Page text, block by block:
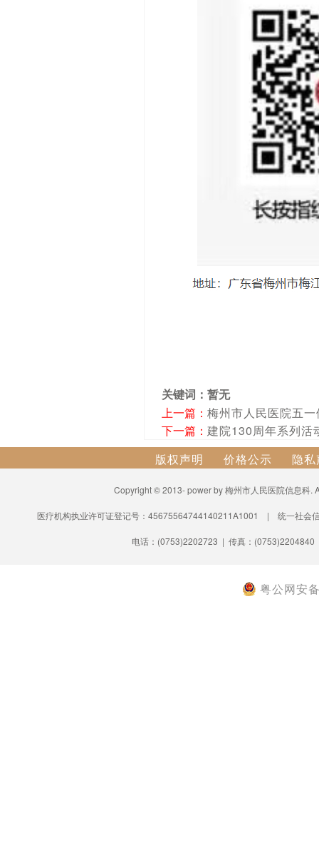
关键词：暂无
上一篇： 梅州市人民医院五
下一篇： 建院130周年系列
版权声明
价格公示 隐
Copyright © 2013- power by 梅州市人民医院信息科
医疗机构执业许可证登记号：45675564744140211A1001 | 统一社会
电话：(0753)2202723 | 传真：
粤公网安